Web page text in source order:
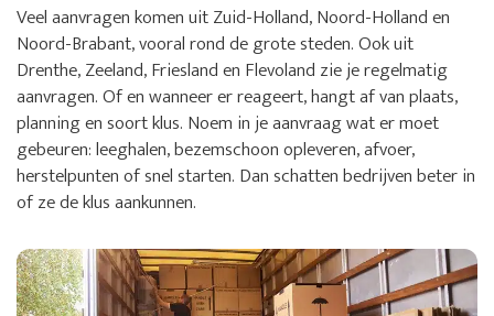
Veel aanvragen komen uit Zuid-Holland, Noord-Holland en
Noord-Brabant, vooral rond de grote steden. Ook uit
Drenthe, Zeeland, Friesland en Flevoland zie je regelmatig
aanvragen. Of en wanneer er reageert, hangt af van plaats,
planning en soort klus. Noem in je aanvraag wat er moet
gebeuren: leeghalen, bezemschoon opleveren, afvoer,
herstelpunten of snel starten. Dan schatten bedrijven beter in
of ze de klus aankunnen.